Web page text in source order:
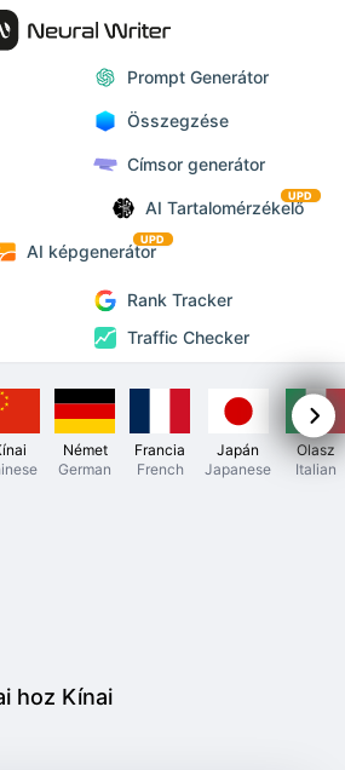
Prompt Generátor
Összegzése
Címsor generátor
AI Tartalomérzékelő
UPD
AI képgenerátor
UPD
Rank Tracker
Traffic Checker
Német
German
Francia
French
Japán
Japanese
Olasz
Italian
hoz Kínai